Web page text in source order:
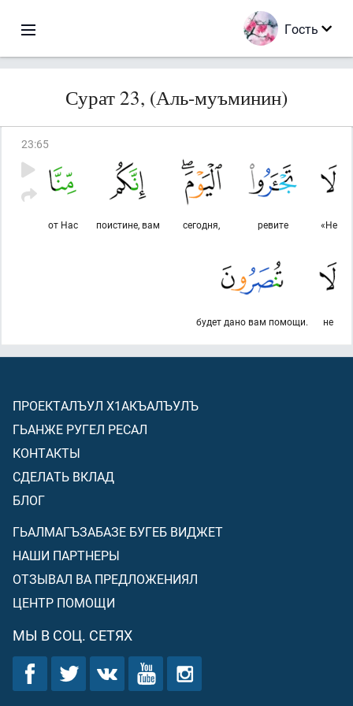
Гость
Сурат 23, (Аль-муъминин)
23:65
«Не
ревите
сегодня,
поистине, вам
от Нас
не
будет дано вам помощи.
ПРОЕКТАЛЪУЛ Х1АКЪАЛЪУЛЪ
ГЬАНЖЕ РУГЕЛ РЕСАЛ
КОНТАКТЫ
СДЕЛАТЬ ВКЛАД
БЛОГ
ГЬАЛМАГЪЗАБАЗЕ БУГЕБ ВИДЖЕТ
НАШИ ПАРТНЕРЫ
ОТЗЫВАЛ ВА ПРЕДЛОЖЕНИЯЛ
ЦЕНТР ПОМОЩИ
МЫ В СОЦ. СЕТЯХ